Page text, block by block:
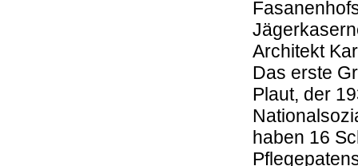
Architekt
Das erste
Plaut, der
haben 16